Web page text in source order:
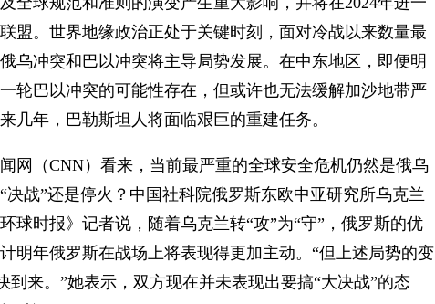
盟。世界地缘政治正处于关键时刻，面对冷战以来数量最
乌冲突和巴以冲突将主导局势发展。在中东地区，即便明
轮巴以冲突的可能性存在，但或许也无法缓解加沙地带严
几年，巴勒斯坦人将面临艰巨的重建任务。
网（CNN）看来，当前最严重的全球安全危机仍然是俄乌
决战”还是停火？中国社科院俄罗斯东欧中亚研究所乌克兰
球时报》记者说，随着乌克兰转“攻”为“守”，俄罗斯的优
明年俄罗斯在战场上将表现得更加主动。“但上述局势的变
到来。”她表示，双方现在并未表现出要搞“大决战”的态